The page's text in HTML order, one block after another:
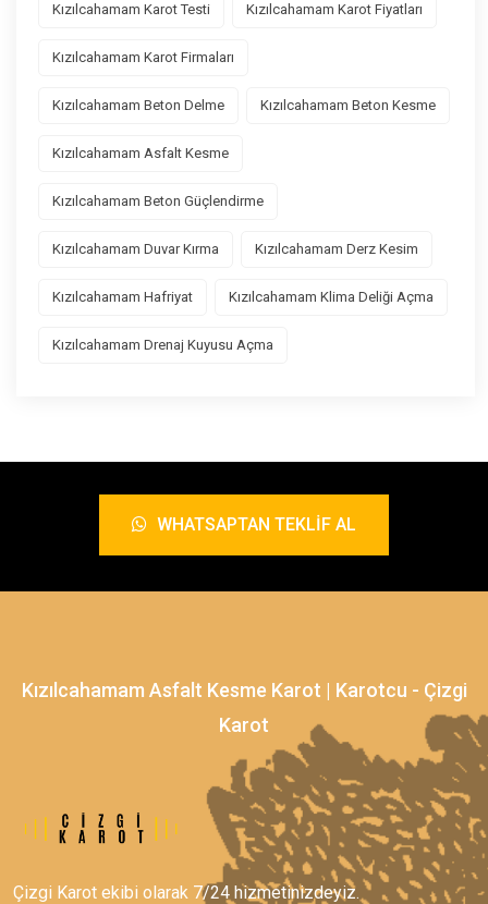
Kızılcahamam Karot Testi Kızılcahamam Karot Fiyatları
Kızılcahamam Karot Firmaları
Kızılcahamam Beton Delme Kızılcahamam Beton Kesme
Kızılcahamam Asfalt Kesme
Kızılcahamam Beton Güçlendirme
Kızılcahamam Duvar Kırma Kızılcahamam Derz Kesim
Kızılcahamam Hafriyat Kızılcahamam Klima Deliği Açma
Kızılcahamam Drenaj Kuyusu Açma
WHATSAPTAN TEKLIF AL
Kızılcahamam Asfalt Kesme Karot | Karotcu - Çizgi
Karot
Çizgi Karot ekibi olarak 7/24 hizmetinizdeyiz.